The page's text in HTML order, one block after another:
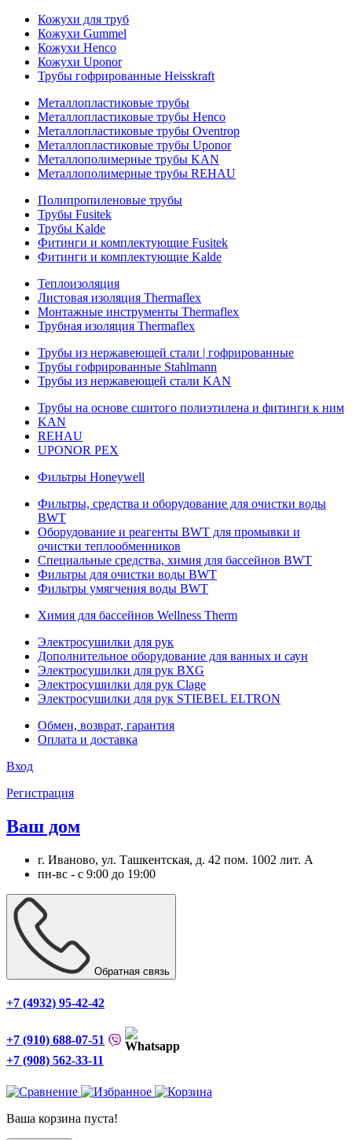
Кожухи для труб
Кожухи Gummel
Кожухи Henco
Кожухи Uponor
Трубы гофрированные Heisskraft
Металлопластиковые трубы
Металлопластиковые трубы Henco
Металлопластиковые трубы Oventrop
Металлопластиковые трубы Uponor
Металлополимерные трубы KAN
Металлополимерные трубы REHAU
Полипропиленовые трубы
Трубы Fusitek
Трубы Kalde
Фитинги и комплектующие Fusitek
Фитинги и комплектующие Kalde
Теплоизоляция
Листовая изоляция Thermaflex
Монтажные инструменты Thermaflex
Трубная изоляция Thermaflex
Трубы из нержавеющей стали | гофрированные
Трубы гофрированные Stahlmann
Трубы из нержавеющей стали KAN
Трубы на основе сшитого полиэтилена и фитинги к ним
KAN
REHAU
UPONOR PEX
Фильтры Honeywell
Фильтры, средства и оборудование для очистки воды
BWT
Оборудование и реагенты BWT для промывки и
очистки теплообменников
Специальные средства, химия для бассейнов BWT
Фильтры для очистки воды BWT
Фильтры умягчения воды BWT
Химия для бассейнов Wellness Therm
Электросушилки для рук
Дополнительное оборудование для ванных и саун
Электросушилки для рук BXG
Электросушилки для рук Clage
Электросушилки для рук STIEBEL ELTRON
Обмен, возврат, гарантия
Оплата и доставка
Вход
Регистрация
Ваш дом
г. Иваново, ул. Ташкентская, д. 42 пом. 1002 лит. А
пн-вс - с 9:00 до 19:00
Обратная связь
+7 (4932) 95-42-42
+7 (910) 688-07-51
+7 (908) 562-33-11
Ваша корзина пуста!